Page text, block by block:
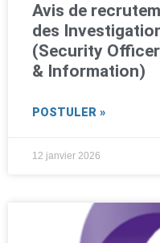
Avis de
des
(Security
& Information)
POSTULER »
12 janvier 2026